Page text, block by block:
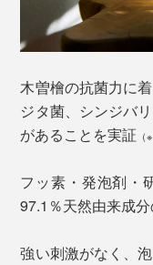
木曽檜の抗菌力に
ジタ菌、シンジバ
があることを実証 （※
フッ素・発泡剤・
97.1％天然由来成
強い刺激がなく、